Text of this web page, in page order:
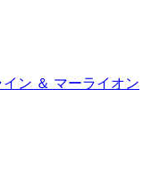
ン ＆ マーライオン